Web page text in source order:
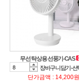
무선 탁상용 선풍기-CAS
장바구니담기-
단가금액 : 14,200원